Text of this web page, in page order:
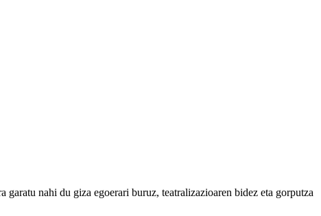
nahi du giza egoerari buruz, teatralizazioaren bidez eta gorputza